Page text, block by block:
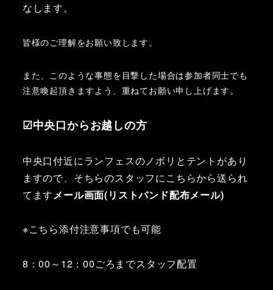
なします。
皆様のご理解をお願い致します。
また、このような事態を目撃した場合は参加者同士でも
注意喚起頂きますよう、重ねてお願い申し上げます。
☑中央口からお越しの方
中央口付近にランフェスのノボリとテントがあり
ますので、そちらのスタッフにこちらから送られ
てます メール画面(リストバンド配布メール)
※こちら添付注意事項でも可能
8：00～12：00ごろまでスタッフ配置